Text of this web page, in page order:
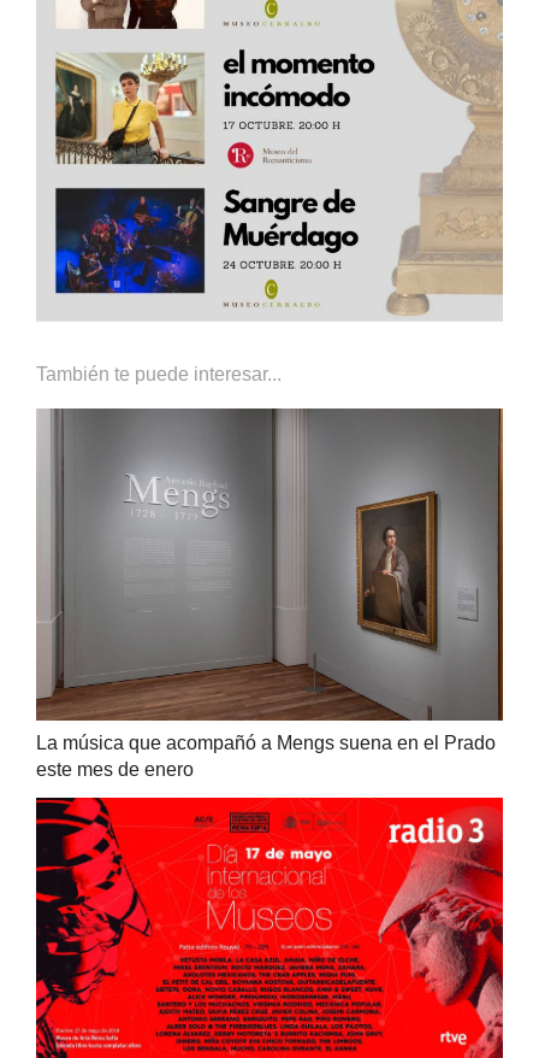
También te puede interesar...
La música que acompañó a Mengs suena en el Prado
este mes de enero